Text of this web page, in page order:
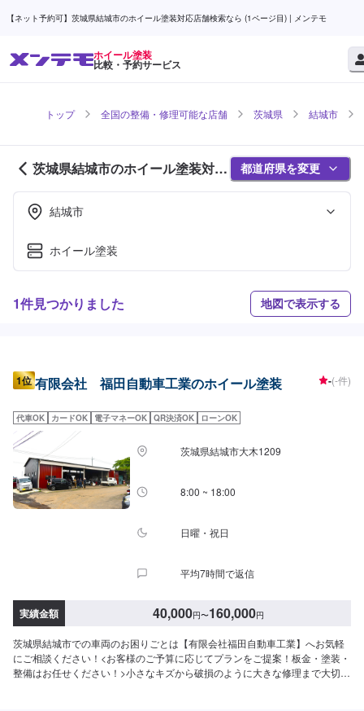
【ネット予約可】茨城県結城市のホイール塗装対応店舗検索なら (1ページ目) | メンテモ
ホイール塗装
比較・予約サービス
トップ 全国の整備・修理可能な店舗 茨城県 結城市
茨城県結城市のホイール塗装対応
店舗紹介 (1ページ目)
都道府県を変更
結城市
ホイール塗装
1件見つかりました 地図で表示する
1位 有限会社 福田自動車工業のホイール塗装 -(-件)
代車OK カードOK 電子マネーOK QR決済OK ローンOK
茨城県結城市大木1209
8:00 ~ 18:00
日曜・祝日
平均7時間で返信
実績金額 40,000円〜160,000円
茨城県結城市での車両のお困りごとは【有限会社福田自動車工業】へお気軽
にご相談ください！<お客様のご予算に応じてプランをご提案！板金・塗装・
整備はお任せください！>小さなキズから破損のように大きな修理まで大切な